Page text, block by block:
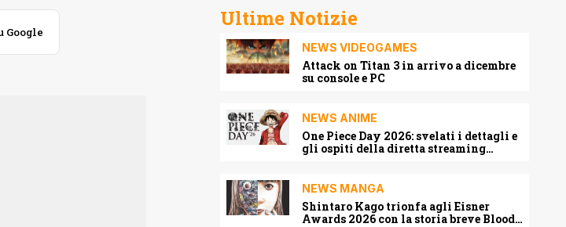
Ultime Notizie
NEWS VIDEOGAMES
Attack on Titan 3 in arrivo a dicembre
su console e PC
NEWS ANIME
One Piece Day 2026: svelati i dettagli e
gli ospiti della diretta streaming
NEWS MANGA
Shintaro Kago trionfa agli Eisner
Awards 2026 con la storia breve Blood